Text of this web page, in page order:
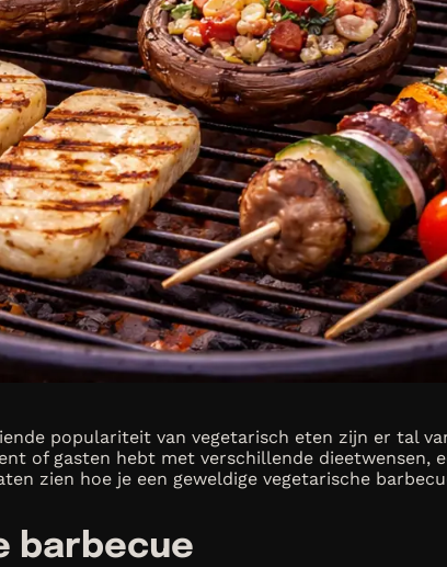
populariteit van vegetarisch eten zijn er tal
of gasten hebt met verschillende dieetwensen,
zien hoe je een geweldige vegetarische
barbecue